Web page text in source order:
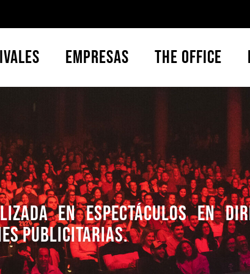
Empresas The Office
en espectáculos en
publicitarias.